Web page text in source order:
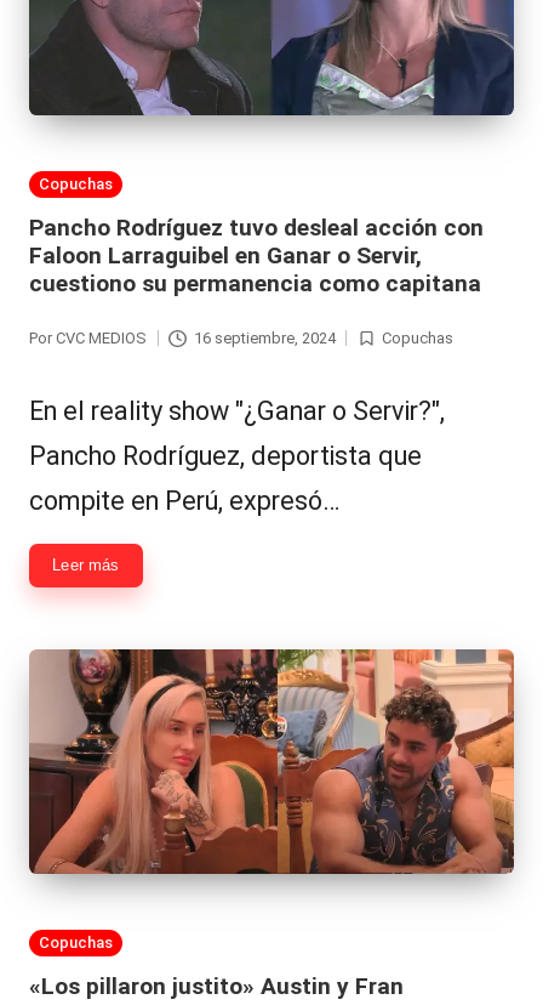
e
it
y
s,
T
V
y
e
d
e
s
|
a
V
C
Publicada
Copuchas
Pancho Rodríguez tuvo desleal acción con
Faloon Larraguibel en Ganar o Servir,
cuestiono su permanencia como capitana
Por CVC MEDIOS 16 septiembre, 2024
Publicada
Copuchas
En el reality show "¿Ganar o Servir?",
Pancho Rodríguez, deportista que
compite en Perú, expresó…
Leer más
Publicada
Copuchas
«Los pillaron justito» Austin y Fran